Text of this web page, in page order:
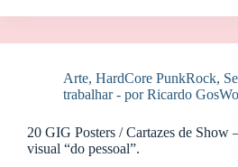
Arte, HardCore PunkRock,
trabalhar - por Ricardo
20 GIG Posters / Cartazes de Show
visual “do pessoal”.